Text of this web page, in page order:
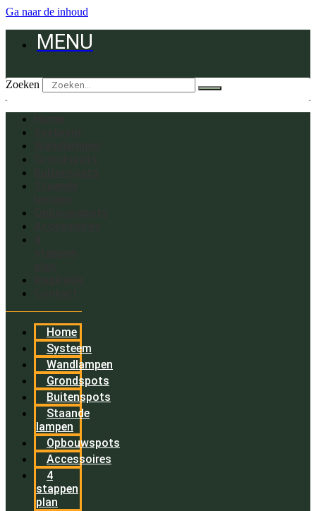
Ga naar de inhoud
MENU
Zoeken
Home
Systeem
Wandlampen
Grondspots
Buitenspots
Staande
lampen
Opbouwspots
Accessoires
4
stappen
plan